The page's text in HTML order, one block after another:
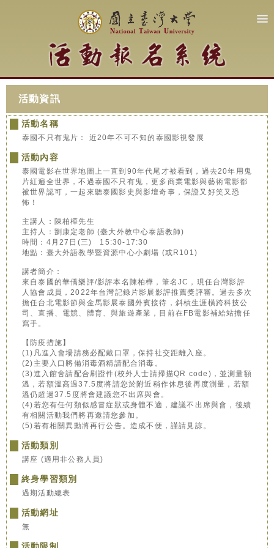
活動資訊
活動名稱
泰國不只有鬼片： 近20年不可不知的泰國影視發展
活動內容
泰國電影在世界地圖上一直到90年代尾才被看到，過去20年用鬼
片紅遍全世界，不過泰國不只有鬼，更多商業電影與藝術電影都
被世界認可，一起來聽泰國影史與影壇奇事，保證又好笑又恐
怖！
主講人：陳柏樺先生
主持人：劉康定老師 (臺大外教中心泰語教師)
時間：4月27日(三) 15:30-17:30
地點：臺大外語教學暨資源中心小劇場 (或R101)
講者簡介：
來自泰國的華僑樂評/影評本名陳柏樺，筆名JC，現任台灣影評
人協會成員，2022年台灣記錄片影展影評推薦獎評審。過去多次
擔任台北電影節與金馬影展泰國外賓接待，斜槓生涯橫跨科技公
司、直播、電競、體育、與旅遊產業，目前在FB電影補給站擔任
寫手。
【防疫措施】
(1)凡進入會場請務必配戴口罩，保持社交距離入座。
(2)主要入口將備消毒酒精請配合消毒。
(3)進入館舍請配合刷證件(校外人士請掃描QR code)，並測量額
溫，若額溫高過37.5度將請您於附近稍作休息後再度測量，若額
溫仍超過37.5度將會建議您不出席與會。
(4)若您有任何類似感冒症狀或身體不適，建議不出席與會，後續
有相關活動我們將再邀請您參加。
(5)若有相關異動將再行公告。造成不便，謹請見諒。
活動類別
講座 (適用非公務人員)
終身學習類別
過期活動總表
活動網址
無